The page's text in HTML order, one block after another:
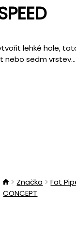
lehké hole,
nebo sedm vrstev...
Značka Fat
CONCEPT